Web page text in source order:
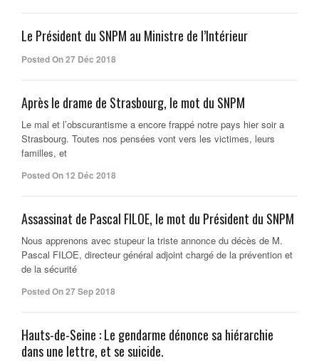
Le Président du SNPM au Ministre de l’Intérieur
Posted On 27 Déc 2018
Après le drame de Strasbourg, le mot du SNPM
Le mal et l’obscurantisme a encore frappé notre pays hier soir a
Strasbourg. Toutes nos pensées vont vers les victimes, leurs
familles, et
Posted On 12 Déc 2018
Assassinat de Pascal FILOE, le mot du Président du SNPM
Nous apprenons avec stupeur la triste annonce du décès de M.
Pascal FILOE, directeur général adjoint chargé de la prévention et
de la sécurité
Posted On 27 Sep 2018
Hauts-de-Seine : Le gendarme dénonce sa hiérarchie
dans une lettre, et se suicide.